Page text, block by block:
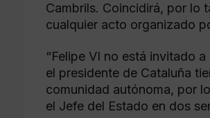
Cambrils. Coincidirá, por lo
cualquier acto organizado
“Felipe VI no está invitado
el presidente de Cataluña
comunidad autónoma, por
el Jefe del Estado en dos